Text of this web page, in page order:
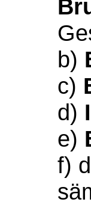
b)
c)
d)
e)
f)